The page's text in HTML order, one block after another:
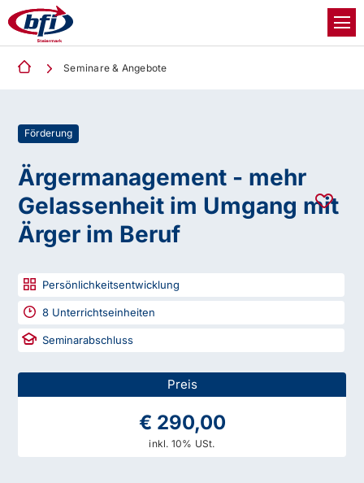
Seminare & Angebote
Förderung
Ärgermanagement - mehr
Gelassenheit im Umgang mit
Ärger im Beruf
Persönlichkeitsentwicklung
8 Unterrichtseinheiten
Seminarabschluss
Preis
€ 290,00
inkl. 10% USt.